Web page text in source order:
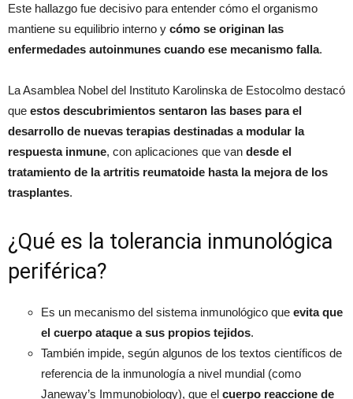
Este hallazgo fue decisivo para entender cómo el organismo
mantiene su equilibrio interno y cómo se originan las
enfermedades autoinmunes cuando ese mecanismo falla.
La Asamblea Nobel del Instituto Karolinska de Estocolmo destacó
que estos descubrimientos sentaron las bases para el
desarrollo de nuevas terapias destinadas a modular la
respuesta inmune, con aplicaciones que van desde el
tratamiento de la artritis reumatoide hasta la mejora de los
trasplantes.
¿Qué es la tolerancia inmunológica
periférica?
Es un mecanismo del sistema inmunológico que evita que
el cuerpo ataque a sus propios tejidos.
También impide, según algunos de los textos científicos de
referencia de la inmunología a nivel mundial (como
Janeway’s Immunobiology), que el cuerpo reaccione de